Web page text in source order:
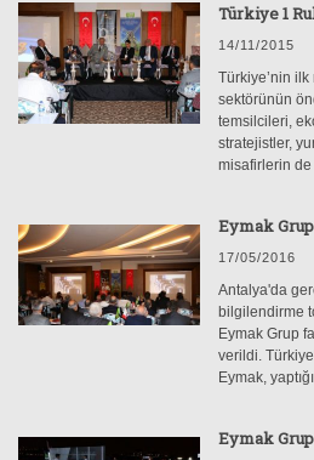
Türkiye 1
14/11/2015
Türkiye’nin
sektörünün
temsilcileri,
stratejistler,
misafirlerin de
1.RULMAN
RULDER
Eymak
17/05/2016
Antalya'da
bilgilendirme
Eymak Grup
verildi.
Eymak,
Eymak